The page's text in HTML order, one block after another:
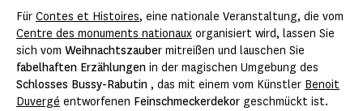
Für Contes et Histoires, eine nationale Veranstaltung, die vom
Centre des monuments nationaux organisiert wird, lassen Sie
sich vom Weihnachtszauber mitreißen und lauschen Sie
fabelhaften Erzählungen in der magischen Umgebung des
Schlosses Bussy-Rabutin , das mit einem vom Künstler Benoit
Duvergé entworfenen Feinschmeckerdekor geschmückt ist.